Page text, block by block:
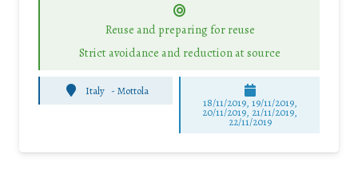
Reuse and preparing for reuse
Strict avoidance and reduction at source
Italy - Mottola
18/11/2019, 19/11/2019,
20/11/2019, 21/11/2019,
22/11/2019